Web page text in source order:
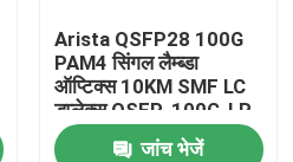
Arista QSFP28 100G
PAM4 सिंगल लैम्ब्डा
ऑप्टिक्स 10KM SMF LC
डुप्लेक्स QSFP-100G-LR
जांच भेजें